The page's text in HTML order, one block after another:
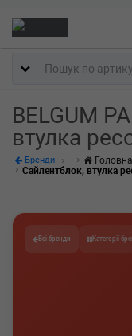
BELGUM
втулка
Бренди Головна
Сайлентблок, втулка
Всі бренди Категорії